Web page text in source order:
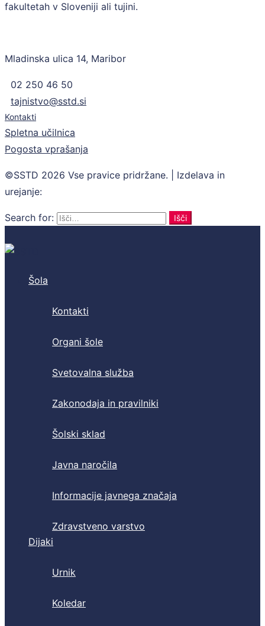
fakultetah v Sloveniji ali tujini.
Mladinska ulica 14, Maribor
02 250 46 50
tajnistvo@sstd.si
Kontakti
Spletna učilnica
Pogosta vprašanja
©SSTD 2026 Vse pravice pridržane. | Izdelava in
urejanje:
Search for: Išči
Šola
Kontakti
Organi šole
Svetovalna služba
Zakonodaja in pravilniki
Šolski sklad
Javna naročila
Informacije javnega značaja
Zdravstveno varstvo
Dijaki
Urnik
Koledar